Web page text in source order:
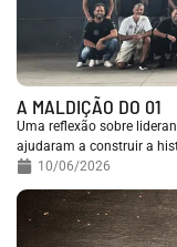
A MALDIÇÃO DO 01
Uma reflexão sobre
ajudaram a construir a
10/06/2026